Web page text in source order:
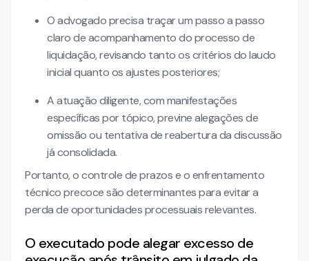
O advogado precisa traçar um passo a passo
claro de acompanhamento do processo de
liquidação, revisando tanto os critérios do laudo
inicial quanto os ajustes posteriores;
A atuação diligente, com manifestações
específicas por tópico, previne alegações de
omissão ou tentativa de reabertura da discussão
já consolidada.
Portanto, o controle de prazos e o enfrentamento
técnico precoce são determinantes para evitar a
perda de oportunidades processuais relevantes.
O executado pode alegar excesso de